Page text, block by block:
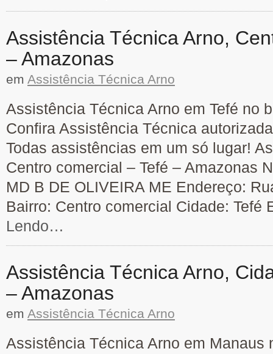
Assistência Técnica Arno,
– Amazonas
em Assistência Técnica Arno
Assistência Técnica Arno em Tefé no
Confira Assistência Técnica
Todas assistências em um só lugar!
Centro comercial – Tefé – Amazonas
MD B DE OLIVEIRA ME Endereço:
Bairro: Centro comercial Cidade: Tefé
Lendo…
Assistência Técnica Arno,
– Amazonas
em Assistência Técnica Arno
Assistência Técnica Arno em Manaus